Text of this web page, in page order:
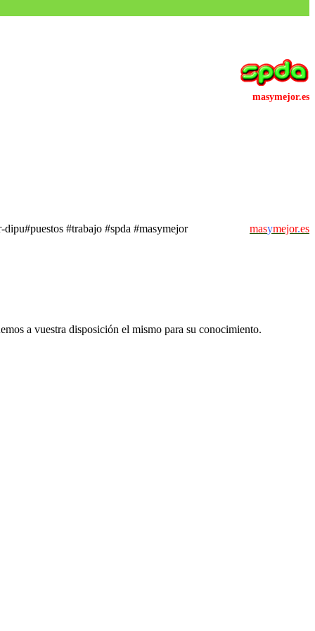
dipu#puestos #trabajo #spda #masymejor masymejor.es
a vuestra disposición el mismo para su conocimiento.